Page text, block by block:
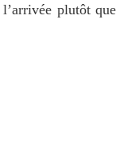
plutôt que